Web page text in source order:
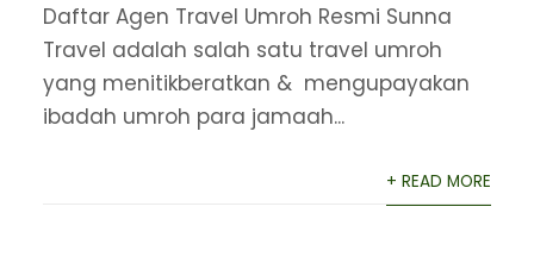
Daftar Agen Travel Umroh Resmi Sunna
Travel adalah salah satu travel umroh
yang menitikberatkan & mengupayakan
ibadah umroh para jamaah...
+ READ MORE